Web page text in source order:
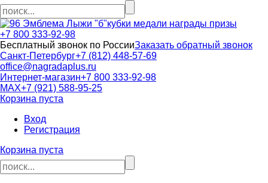
кубки медали награды призы
+7 800 333-92-98
Бесплатный звонок по РоссииЗаказать обратный звонок
Санкт-Петербург+7 (812) 448-57-69
office@nagradaplus.ru
Интернет-магазин+7 800 333-92-98
MAX+7 (921) 588-95-25
Корзина пуста
Вход
Регистрация
Корзина пуста